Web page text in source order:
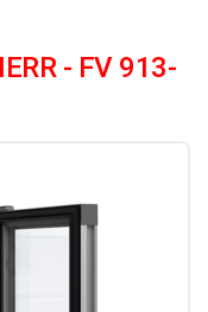
- FV 913-